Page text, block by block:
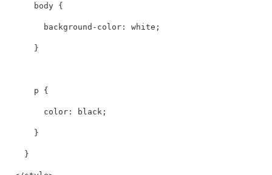
body {
background-color : white ;
}
p {
color : black ;
}
}